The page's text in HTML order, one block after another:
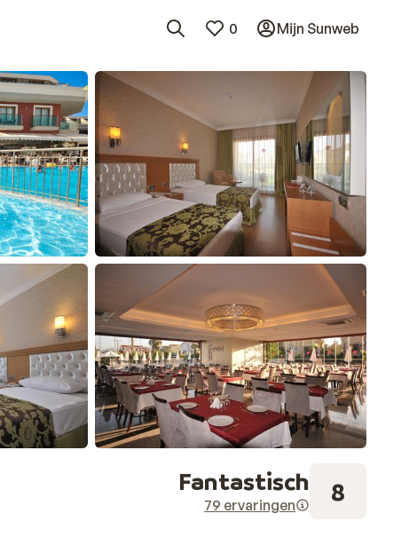
0 Mijn Sunweb
Fantastisch
79 ervaringen 8